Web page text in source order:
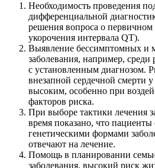
Необходимость проведения
дифференциальной
решения вопроса о
укорочения интервала QT).
Выявление бессимптомных и
заболевания, например, среди
с установленным диагнозом.
внезапной сердечной смерти у
высоким, особенно при
факторов риска.
При выборе тактики лечения
время показано, что
генетическими формами
отвечают на лечение.
Помощь в планировании
заболевания, высокий риск